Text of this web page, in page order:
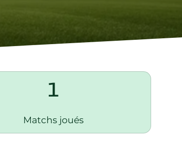
1
Matchs joués